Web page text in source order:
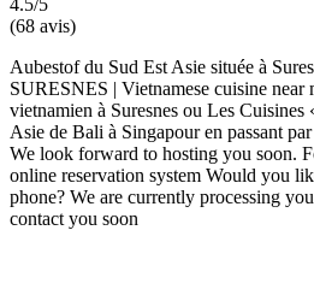
(68 avis)
Aubestof du Sud Est Asie située à
SURESNES | Vietnamese cuisine near
vietnamien à Suresnes ou Les
Asie de Bali à Singapour en passant
We look forward to hosting you soon.
online reservation system Would you
phone? We are currently processing
contact you soon